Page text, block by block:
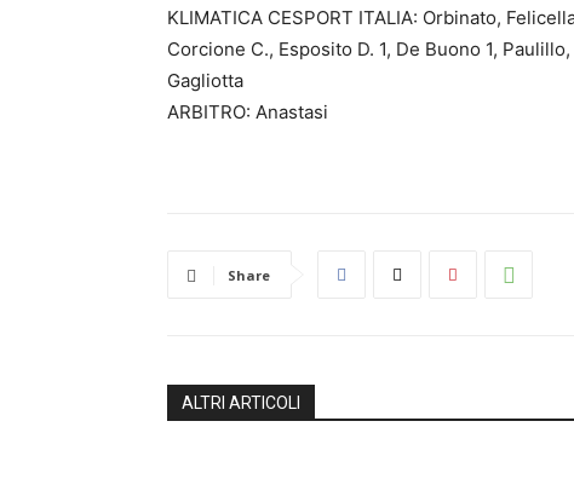
KLIMATICA CESPORT ITALIA: Orbinato,
Corcione C., Esposito D. 1, De Buono 1,
Gagliotta
ARBITRO: Anastasi
Share
ALTRI ARTICOLI